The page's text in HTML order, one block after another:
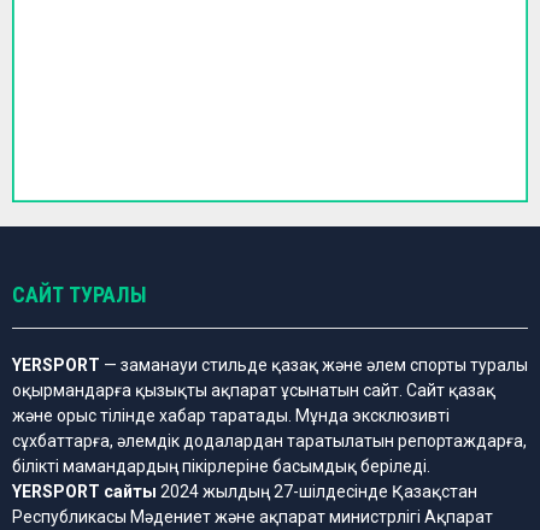
САЙТ ТУРАЛЫ
YERSPORT — заманауи стильде қазақ және әлем спорты туралы
оқырмандарға қызықты ақпарат ұсынатын сайт. Сайт қазақ
және орыс тілінде хабар таратады. Мұнда эксклюзивті
сұхбаттарға, әлемдік додалардан таратылатын репортаждарға,
білікті мамандардың пікірлеріне басымдық беріледі.
YERSPORT сайты 2024 жылдың 27-шілдесінде Қазақстан
Республикасы Мәдениет және ақпарат министрлігі Ақпарат